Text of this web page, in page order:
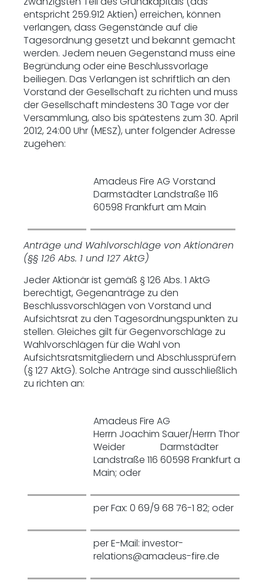
entspricht 259.912 Aktien) erreichen, können
verlangen, dass Gegenstände auf die
Tagesordnung gesetzt und bekannt gemacht
werden. Jedem neuen Gegenstand muss eine
Begründung oder eine Beschlussvorlage
beiliegen. Das Verlangen ist schriftlich an den
Vorstand der Gesellschaft zu richten und muss
der Gesellschaft mindestens 30 Tage vor der
Versammlung, also bis spätestens zum 30. April
2012, 24:00 Uhr (MESZ), unter folgender Adresse
zugehen:
Amadeus Fire AG Vorstand
Darmstädter Landstraße 116
60598 Frankfurt am Main
Anträge und Wahlvorschläge von Aktionären
(§§ 126 Abs. 1 und 127 AktG)
Jeder Aktionär ist gemäß § 126 Abs. 1 AktG
berechtigt, Gegenanträge zu den
Beschlussvorschlägen von Vorstand und
Aufsichtsrat zu den Tagesordnungspunkten zu
stellen. Gleiches gilt für Gegenvorschläge zu
Wahlvorschlägen für die Wahl von
Aufsichtsratsmitgliedern und Abschlussprüfern
(§ 127 AktG). Solche Anträge sind ausschließlich
zu richten an:
Amadeus Fire AG
Herrn Joachim Sauer/Herrn Thomas
Weider Darmstädter
Landstraße 116 60598 Frankfurt am
Main; oder
per Fax: 0 69/9 68 76-1 82; oder
per E-Mail: investor-
relations@amadeus-fire.de